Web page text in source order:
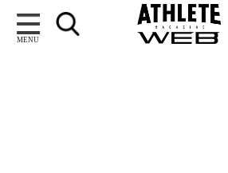
MENU